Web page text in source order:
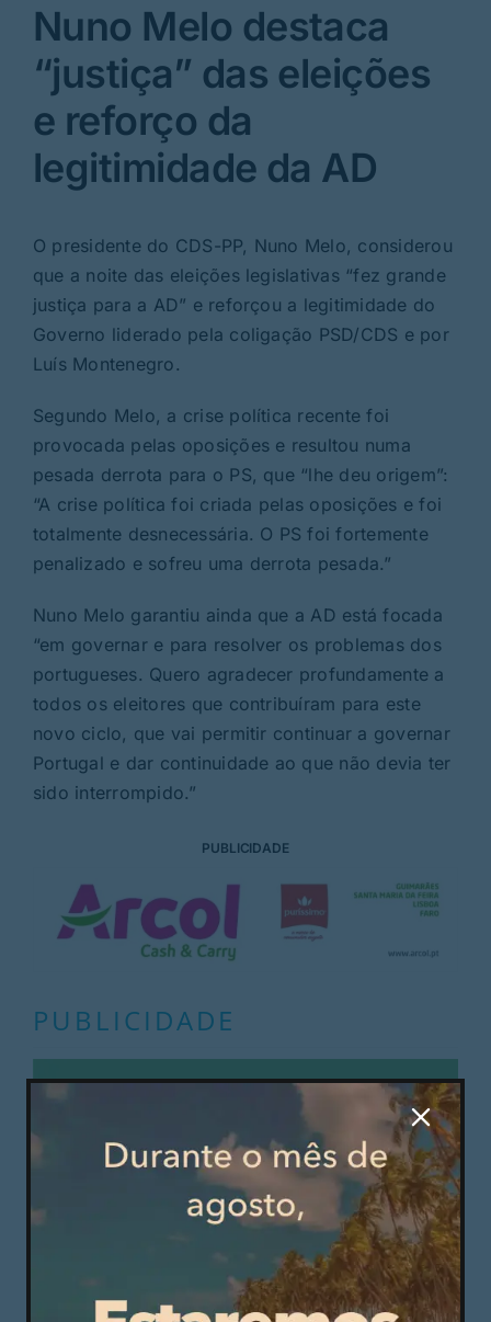
Nuno Melo destaca
“justiça” das eleições
e reforço da
legitimidade da AD
O presidente do CDS-PP, Nuno Melo, considerou
que a noite das eleições legislativas “fez grande
justiça para a AD” e reforçou a legitimidade do
Governo liderado pela coligação PSD/CDS e por
Luís Montenegro.
Segundo Melo, a crise política recente foi
provocada pelas oposições e resultou numa
pesada derrota para o PS, que “lhe deu origem”:
“A crise política foi criada pelas oposições e foi
totalmente desnecessária. O PS foi fortemente
penalizado e sofreu uma derrota pesada.”
Nuno Melo garantiu ainda que a AD está focada
“em governar e para resolver os problemas dos
portugueses. Quero agradecer profundamente a
todos os eleitores que contribuíram para este
novo ciclo, que vai permitir continuar a governar
Portugal e dar continuidade ao que não devia ter
sido interrompido.”
PUBLICIDADE
PUBLICIDADE